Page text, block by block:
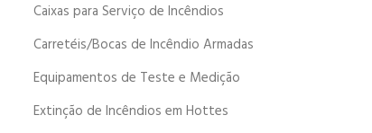
Caixas para Serviço de Incêndios
Carretéis/Bocas de Incêndio Armadas
Equipamentos de Teste e Medição
Extinção de Incêndios em Hottes